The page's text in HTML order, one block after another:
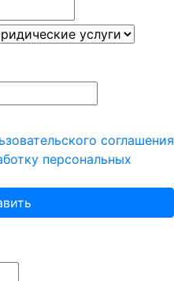
соглашения
персональных